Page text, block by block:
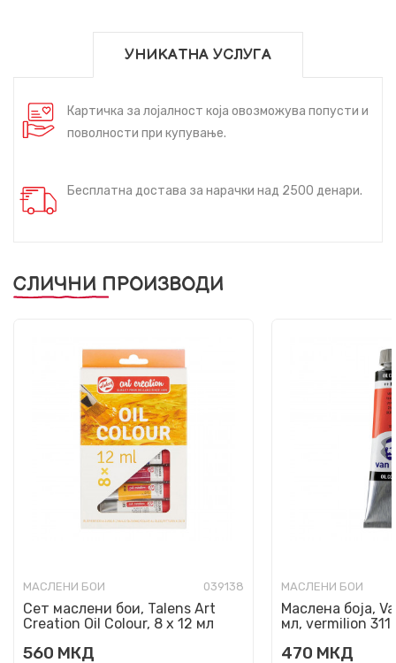
УНИКАТНА УСЛУГА
Картичка за лојалност која овозможува попусти и
поволности при купување.
Бесплатна достава за нарачки над 2500 денари.
СЛИЧНИ ПРОИЗВОДИ
МАСЛЕНИ БОИ 039138
Сет маслени бои, Talens Art
Creation Oil Colour, 8 x 12 мл
560 МКД
МАСЛЕНИ БОИ
Маслена боја,
мл, vermilion 311
470 МКД